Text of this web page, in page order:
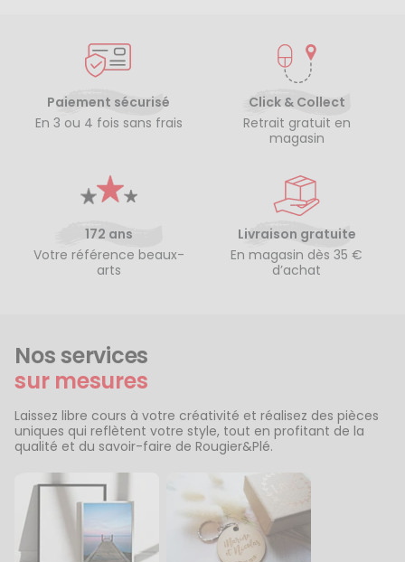
Paiement sécurisé
En 3 ou 4 fois sans frais
Click & Collect
Retrait gratuit en
magasin
172 ans
Votre référence beaux-
arts
Livraison gratuite
En magasin dès 35 €
d’achat
Nos services
sur mesures
Laissez libre cours à votre créativité et réalisez des pièces
uniques qui reflètent votre style, tout en profitant de la
qualité et du savoir-faire de Rougier&Plé.